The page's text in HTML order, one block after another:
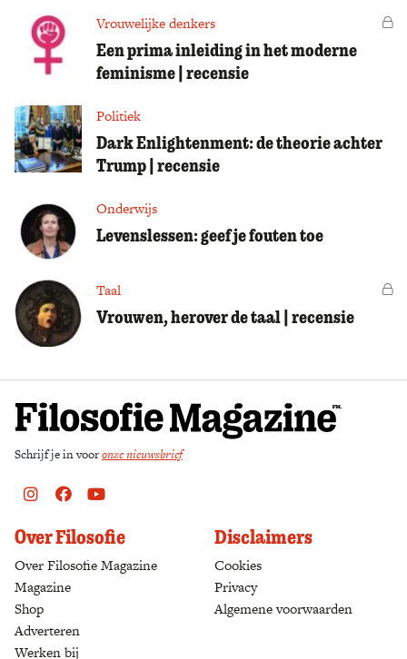
Vrouwelijke denkers
Een prima inleiding in het moderne
feminisme | recensie
Politiek
Dark Enlightenment: de theorie achter
Trump | recensie
Onderwijs
Levenslessen: geef je fouten toe
Taal
Vrouwen, herover de taal | recensie
Schrijf je in vooronze nieuwsbrief
Instagram
FacebookYoutube
Over Filosofie
Over Filosofie Magazine
Magazine
Shop
Adverteren
Werken bij
Disclaimers
Cookies
Privacy
Algemene voorwaarden